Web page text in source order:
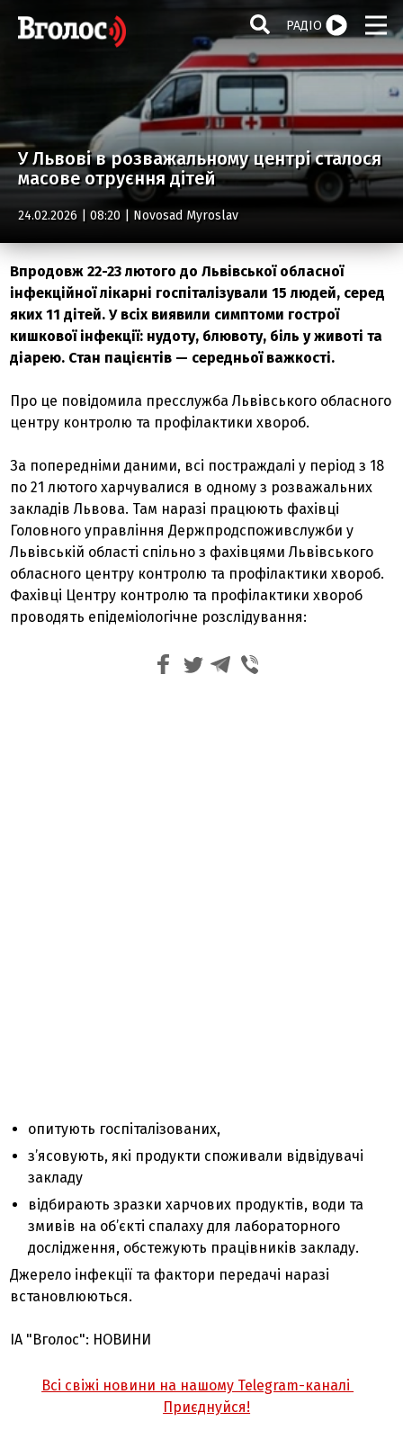
РАДІО
У Львові в розважальному центрі сталося
масове отруєння дітей
24.02.2026 | 08:20 | Novosad Myroslav
Впродовж 22-23 лютого до Львівської обласної
інфекційної лікарні госпіталізували 15 людей, серед
яких 11 дітей. У всіх виявили симптоми гострої
кишкової інфекції: нудоту, блювоту, біль у животі та
діарею. Стан пацієнтів — середньої важкості.
Про це повідомила пресслужба Львівського обласного
центру контролю та профілактики хвороб.
За попередніми даними, всі постраждалі у період з 18
по 21 лютого харчувалися в одному з розважальних
закладів Львова. Там наразі працюють фахівці
Головного управління Держпродспоживслужби у
Львівській області спільно з фахівцями Львівського
обласного центру контролю та профілактики хвороб.
Фахівці Центру контролю та профілактики хвороб
проводять епідеміологічне розслідування:
опитують госпіталізованих,
з’ясовують, які продукти споживали відвідувачі
закладу
відбирають зразки харчових продуктів, води та
змивів на об’єкті спалаху для лабораторного
дослідження, обстежують працівників закладу.
Джерело інфекції та фактори передачі наразі
встановлюються.
ІА "Вголос": НОВИНИ
Всі свіжі новини на нашому Telegram-каналі
Приєднуйся!